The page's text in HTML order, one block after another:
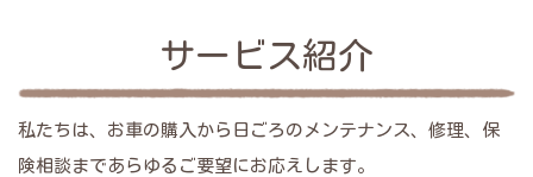
サービス紹介
私たちは、お車の購入から日ごろのメンテナンス、修理、保
険相談まであらゆるご要望にお応えします。